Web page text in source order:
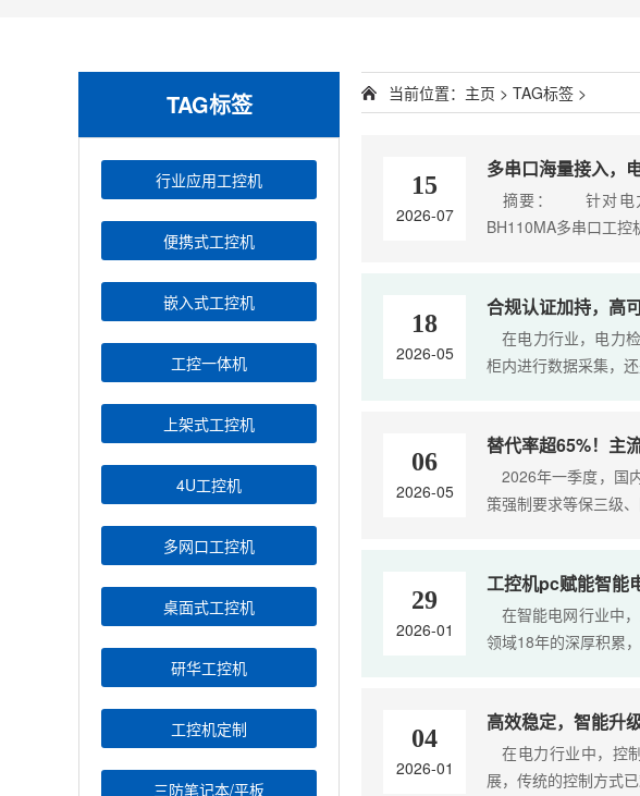
TAG标签
行业应用工控机
便携式工控机
嵌入式工控机
工控一体机
上架式工控机
4U工控机
多网口工控机
桌面式工控机
研华工控机
工控机定制
三防笔记本/平板
当前位置： 主页 > TAG标签 >
15
2026-07
多串口海量接入，
摘要： 针对电力
BH110MA多串口工控
18
2026-05
合规认证加持，高
在电力行业，电力
柜内进行数据采集，
06
2026-05
替代率超65%！主
2026年一季度，国
策强制要求等保三级
29
2026-01
工控机pc赋能智能
在智能电网行业中
领域18年的深厚积累
04
2026-01
高效稳定，智能升
在电力行业中，控
展，传统的控制方式